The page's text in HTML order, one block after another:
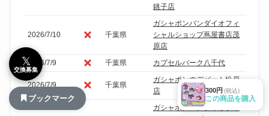
銚子店
2026/7/10 千葉県
ガシャポンバンダイオフィ
シャルショップ蔦屋書店茂
原店
2026/7/9
千葉県 カプセルパーク八千代
2026/7/9 千葉県
ガシャポンのデパート松戸
店
ガシャポンバンダイオフィ
300円 (税込)
この商品を購入
𝕏
交換募集
ブックマーク